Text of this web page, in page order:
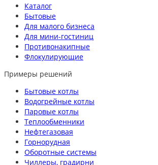
Каталог
Бытовые
Для малого бизнеса
Для мини-гостиниц
Противонакипные
Флокулирующие
Примеры решений
Бытовые котлы
Водогрейные котлы
Паровые котлы
Теплообменники
Нефтегазовая
Горнорудная
Оборотные системы
Чиллеры, градирни